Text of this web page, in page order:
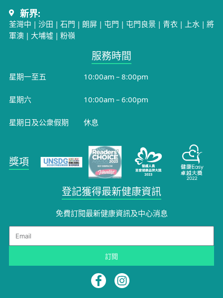
新界:
荃灣中 | 沙田 | 石門 | 朗屏| 屯門 | 屯門良景 | 青衣 | 上水 | 將
軍澳| 大埔墟| 粉嶺
服務時間​
星期一至五 10:00am – 8:00pm
星期六 10:00am – 6:00pm
星期日及公衆假期 休息
登記獲得最新健康資訊
免費訂閱最新健康資訊及中心消息
Email
訂閱
獎項